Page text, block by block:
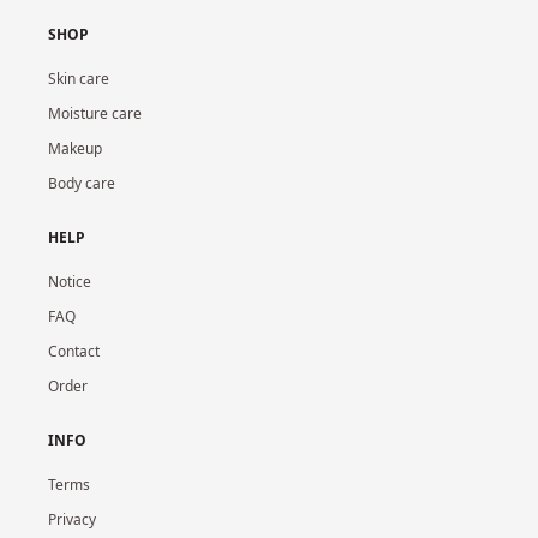
SHOP
Skin care
Moisture care
Makeup
Body care
HELP
Notice
FAQ
Contact
Order
INFO
Terms
Privacy